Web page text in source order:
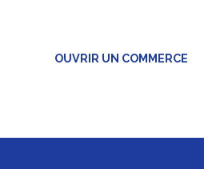
OUVRIR UN COMMERCE